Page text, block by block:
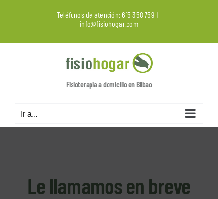
Teléfonos de atención:615 358 759 |
info@fisiohogar.com
Fisioterapia a domicilio en Bilbao
Ir a...
Le llamamos en breve